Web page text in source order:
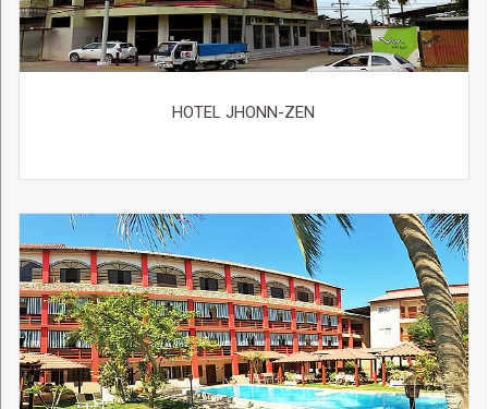
HOTEL JHONN-ZEN